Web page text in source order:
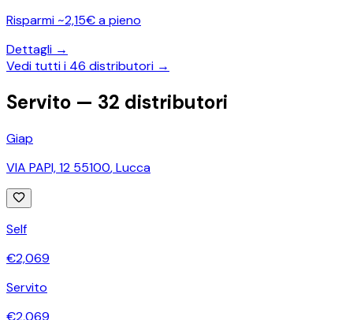
Risparmi ~2,15€ a pieno
Dettagli →
Vedi tutti i 46 distributori →
Servito — 32 distributori
Giap
VIA PAPI, 12 55100,Lucca
Self
€2,069
Servito
€2,069